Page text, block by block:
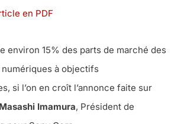
en PDF
environ 15% des parts de marché des
à objectifs
si l’on en croît l’annonce faite sur
Masashi Imamura, Président de